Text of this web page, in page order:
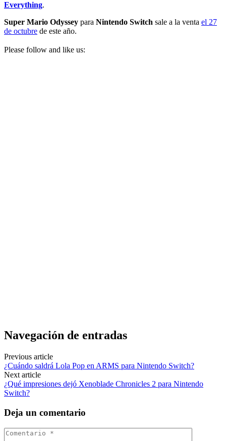
Everything.
Super Mario Odyssey para Nintendo Switch sale a la venta el 27
de octubre de este año.
Please follow and like us:
Navegación de entradas
Previous article
¿Cuándo saldrá Lola Pop en ARMS para Nintendo Switch?
Next article
¿Qué impresiones dejó Xenoblade Chronicles 2 para Nintendo
Switch?
Deja un comentario